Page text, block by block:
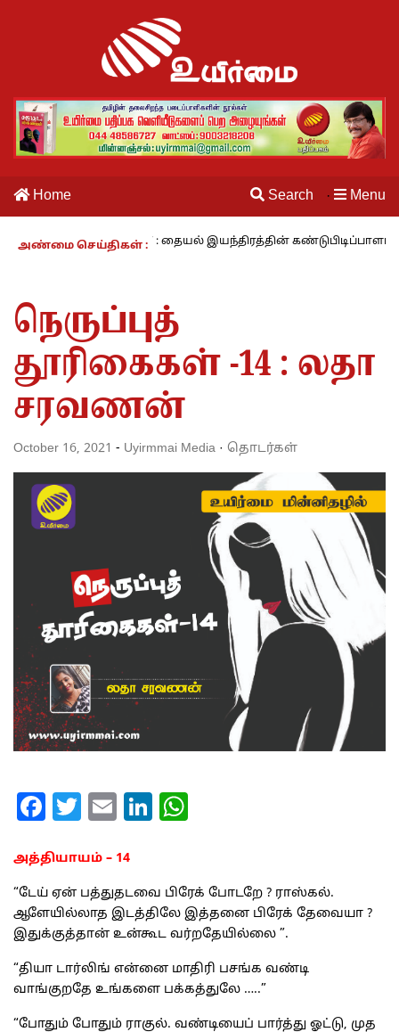
Home Search · Menu
அண்மை செய்திகள் :
– 27 : தையல் இயந்திரத்தின் கண்டுபிடிப்பாளர் யார்? -கார்குழலி
நெருப்புத்
தூரிகைகள் -14 : லதா
சரவணன்
October 16, 2021 - Uyirmmai Media · தொடர்கள்
Facebook
Twitter
EmailLinkedIn
அத்தியாயம் – 14
“டேய் ஏன் பத்துதடவை பிரேக் போடறே ? ராஸ்கல்.
ஆளேயில்லாத இடத்திலே இத்தனை பிரேக் தேவையா ?
இதுக்குத்தான் உன்கூட வர்றதேயில்லை ”.
“தியா டார்லிங் என்னை மாதிரி பசங்க வண்டி
வாங்குறதே உங்களை பக்கத்துலே …..”
“போதும் போதும் ராகுல். வண்டியைப் பார்த்து ஓட்டு, முத